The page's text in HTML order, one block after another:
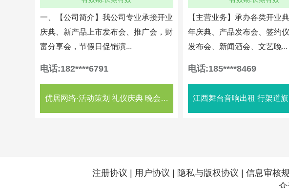
一、【公司简介】我公司专业承接开业
庆典、新产品上市发布会、推广会，财
富分享会，节假日促销演...
电话:182****6791
优居网络·活动策划 礼仪庆典 晚会演出 会议会展 活动设备
【主营业务】承办各类开业
年庆典、产品发布会、签约
发布会、新闻酒会、文艺晚...
电话:185****8469
江西舞台音响出租 行架道旗
注册协议 用户协议 隐私与版权协议 信息审核